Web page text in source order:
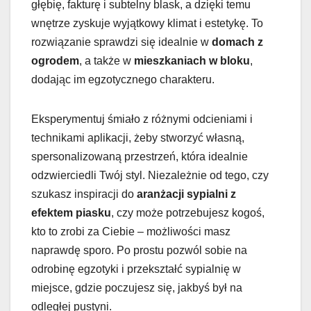
głębię, fakturę i subtelny blask, a dzięki temu
wnętrze zyskuje wyjątkowy klimat i estetykę. To
rozwiązanie sprawdzi się idealnie w domach z
ogrodem, a także w mieszkaniach w bloku,
dodając im egzotycznego charakteru.
Eksperymentuj śmiało z różnymi odcieniami i
technikami aplikacji, żeby stworzyć własną,
spersonalizowaną przestrzeń, która idealnie
odzwierciedli Twój styl. Niezależnie od tego, czy
szukasz inspiracji do aranżacji sypialni z
efektem piasku, czy może potrzebujesz kogoś,
kto to zrobi za Ciebie – możliwości masz
naprawdę sporo. Po prostu pozwól sobie na
odrobinę egzotyki i przekształć sypialnię w
miejsce, gdzie poczujesz się, jakbyś był na
odległej pustyni.